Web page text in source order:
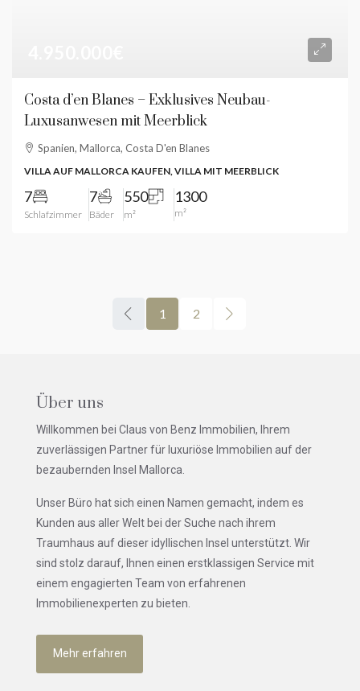
Costa d’en Blanes – Exklusives Neubau-
Luxusanwesen mit Meerblick
Spanien, Mallorca, Costa D'en Blanes
VILLA AUF MALLORCA KAUFEN, VILLA MIT MEERBLICK
7
Schlafzimmer
7
Bäder
550
m²
1300
m²
1 2
Über uns
Willkommen bei Claus von Benz Immobilien, Ihrem
zuverlässigen Partner für luxuriöse Immobilien auf der
bezaubernden Insel Mallorca.
Unser Büro hat sich einen Namen gemacht, indem es
Kunden aus aller Welt bei der Suche nach ihrem
Traumhaus auf dieser idyllischen Insel unterstützt. Wir
sind stolz darauf, Ihnen einen erstklassigen Service mit
einem engagierten Team von erfahrenen
Immobilienexperten zu bieten.
Mehr erfahren